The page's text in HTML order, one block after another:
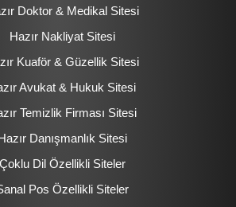
Doktor & Medikal Sitesi
Hazır Nakliyat Sitesi
Kuaför & Güzellik Sitesi
Avukat & Hukuk Sitesi
Temizlik Firması Sitesi
Danışmanlık Sitesi
Çoklu Dil Özellikli Siteler
Pos Özellikli Siteler